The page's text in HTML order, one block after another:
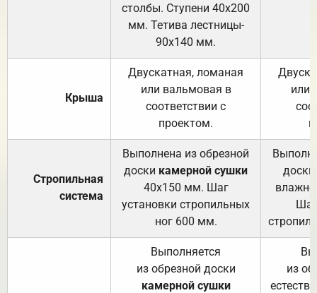
столбы. Ступени 40х200
мм. Тетива лестницы-
90х140 мм.
Крыша
Двускатная, ломаная
или вальмовая в
соответствии с
проектом.
или
Стропильная
система
Выполнена из обрезной
доски камерной сушки
40х150 мм. Шаг
установки стропильных
ног 600 мм.
доски
Выполняется
из обрезной доски
камерной сушки
из